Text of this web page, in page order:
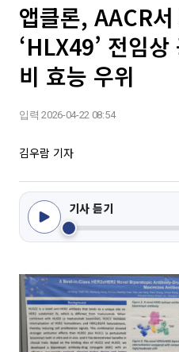
앱클론, AACR
‘HLX49’ 전임
비 효능 우위
입력 2026-04-22 08:54
김우람 기자
기사 듣기